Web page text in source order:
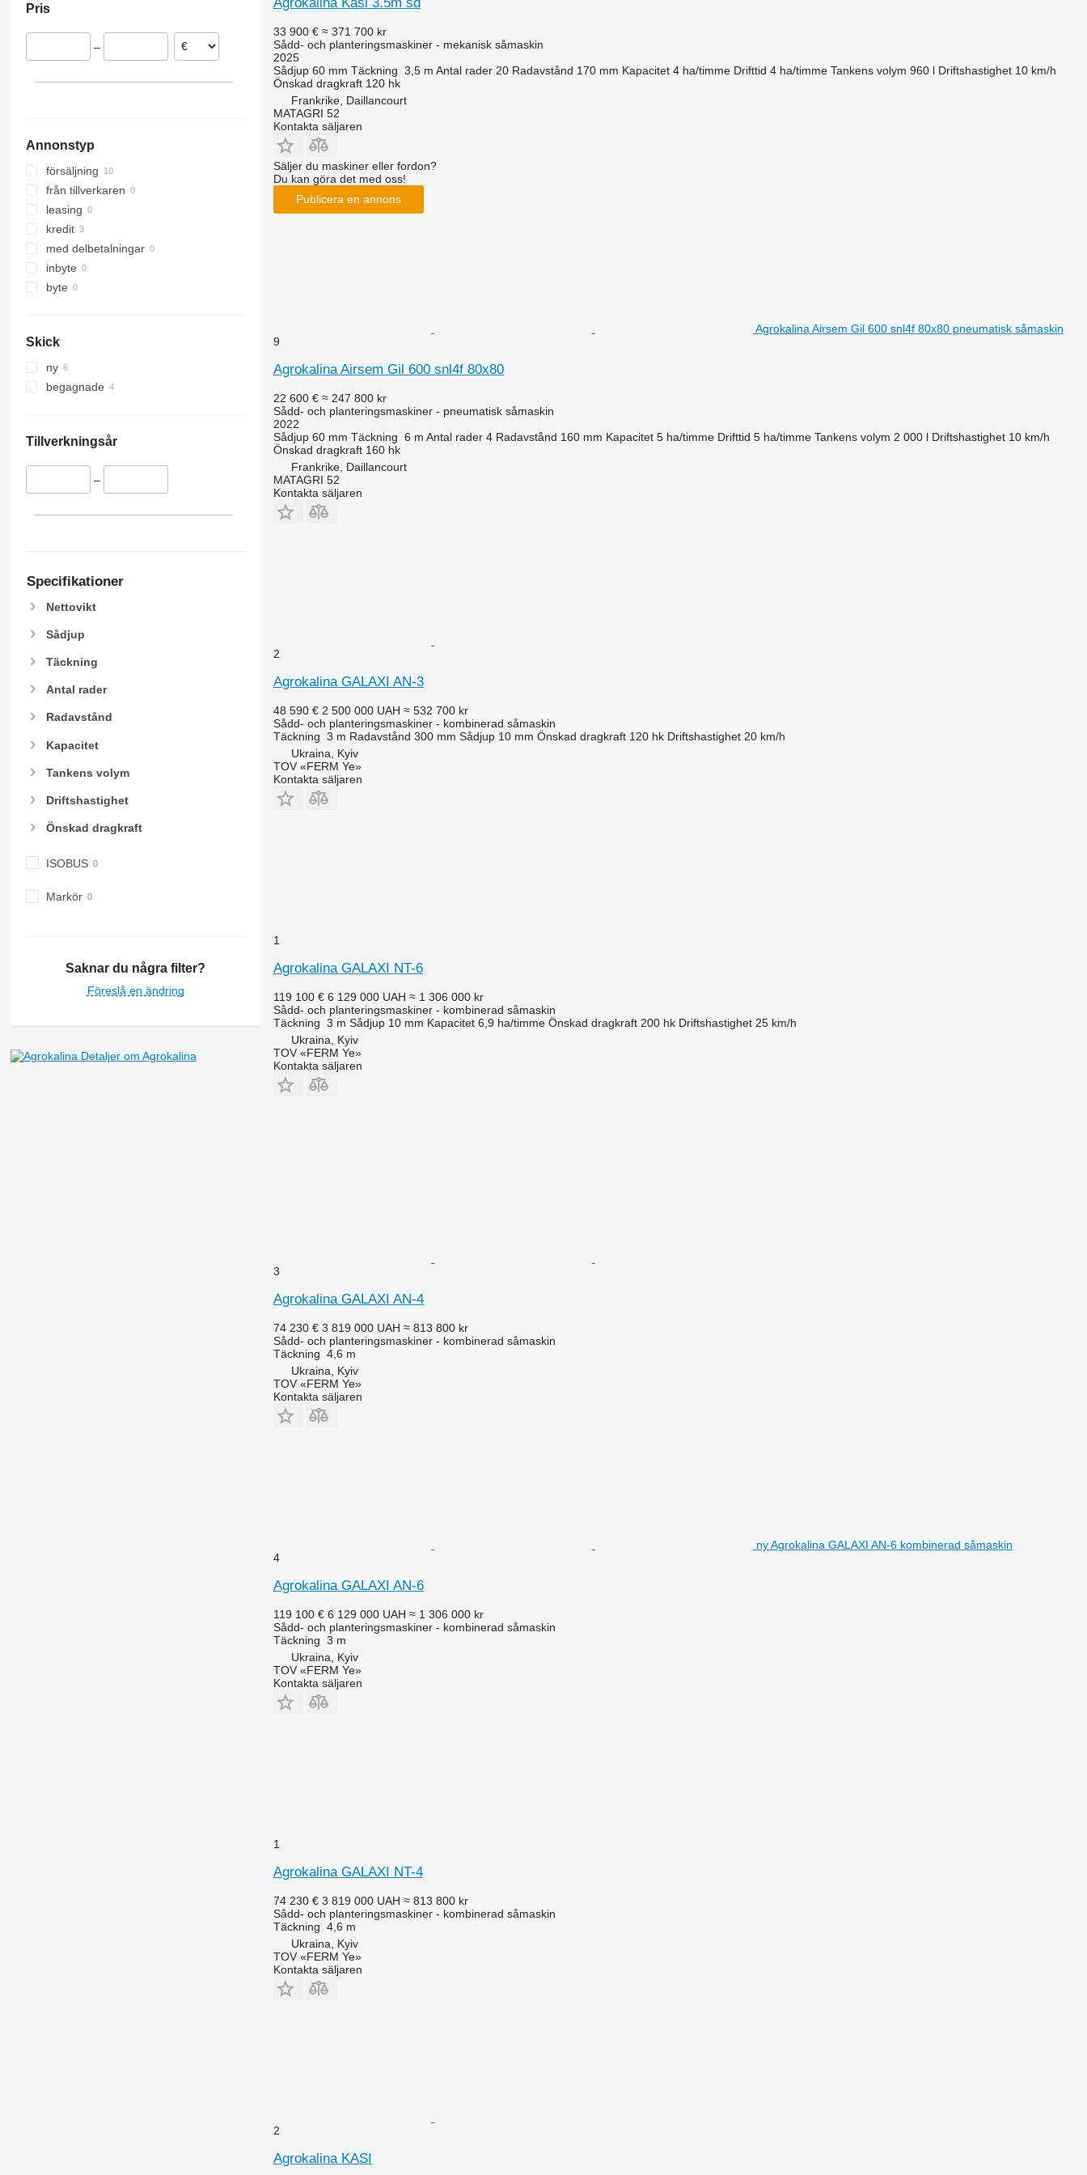
Pris
–
Annonstyp
försäljning
från tillverkaren
leasing
kredit
med delbetalningar
inbyte
byte
Skick
ny
begagnade
Tillverkningsår
–
Specifikationer
Nettovikt
Sådjup
Täckning
Antal rader
Radavstånd
Kapacitet
Tankens volym
Driftshastighet
Önskad dragkraft
ISOBUS
Markör
Saknar du några filter?
Föreslå en ändring
Detaljer om Agrokalina
33 900 € ≈ 371 700 kr
Sådd- och planteringsmaskiner - mekanisk såmaskin
2025
Sådjup 60 mm Täckning 3,5 m Antal rader 20 Radavstånd 170 mm Kapacitet 4 ha/timme Drifttid 4 ha/timme Tankens volym 960 l Driftshastighet 10 km/h
Önskad dragkraft 120 hk
Frankrike, Daillancourt
MATAGRI 52
Kontakta säljaren
Säljer du maskiner eller fordon?
Du kan göra det med oss!
Publicera en annons
Agrokalina Airsem Gil 600 snl4f 80x80 pneumatisk såmaskin
9
Agrokalina Airsem Gil 600 snl4f 80x80
22 600 € ≈ 247 800 kr
Sådd- och planteringsmaskiner - pneumatisk såmaskin
2022
Sådjup 60 mm Täckning 6 m Antal rader 4 Radavstånd 160 mm Kapacitet 5 ha/timme Drifttid 5 ha/timme Tankens volym 2 000 l Driftshastighet 10 km/h
Önskad dragkraft 160 hk
Frankrike, Daillancourt
MATAGRI 52
Kontakta säljaren
2
Agrokalina GALAXI AN-3
48 590 € 2 500 000 UAH ≈ 532 700 kr
Sådd- och planteringsmaskiner - kombinerad såmaskin
Täckning 3 m Radavstånd 300 mm Sådjup 10 mm Önskad dragkraft 120 hk Driftshastighet 20 km/h
Ukraina, Kyiv
TOV «FERM Ye»
Kontakta säljaren
1
Agrokalina GALAXI NT-6
119 100 € 6 129 000 UAH ≈ 1 306 000 kr
Sådd- och planteringsmaskiner - kombinerad såmaskin
Täckning 3 m Sådjup 10 mm Kapacitet 6,9 ha/timme Önskad dragkraft 200 hk Driftshastighet 25 km/h
Ukraina, Kyiv
TOV «FERM Ye»
Kontakta säljaren
3
Agrokalina GALAXI AN-4
74 230 € 3 819 000 UAH ≈ 813 800 kr
Sådd- och planteringsmaskiner - kombinerad såmaskin
Täckning 4,6 m
Ukraina, Kyiv
TOV «FERM Ye»
Kontakta säljaren
ny Agrokalina GALAXI AN-6 kombinerad såmaskin
4
Agrokalina GALAXI AN-6
119 100 € 6 129 000 UAH ≈ 1 306 000 kr
Sådd- och planteringsmaskiner - kombinerad såmaskin
Täckning 3 m
Ukraina, Kyiv
TOV «FERM Ye»
Kontakta säljaren
1
Agrokalina GALAXI NT-4
74 230 € 3 819 000 UAH ≈ 813 800 kr
Sådd- och planteringsmaskiner - kombinerad såmaskin
Täckning 4,6 m
Ukraina, Kyiv
TOV «FERM Ye»
Kontakta säljaren
2
Agrokalina KASI